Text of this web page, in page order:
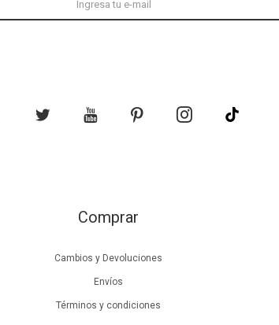
Comprar
Cambios y Devoluciones
Envíos
Términos y condiciones
   